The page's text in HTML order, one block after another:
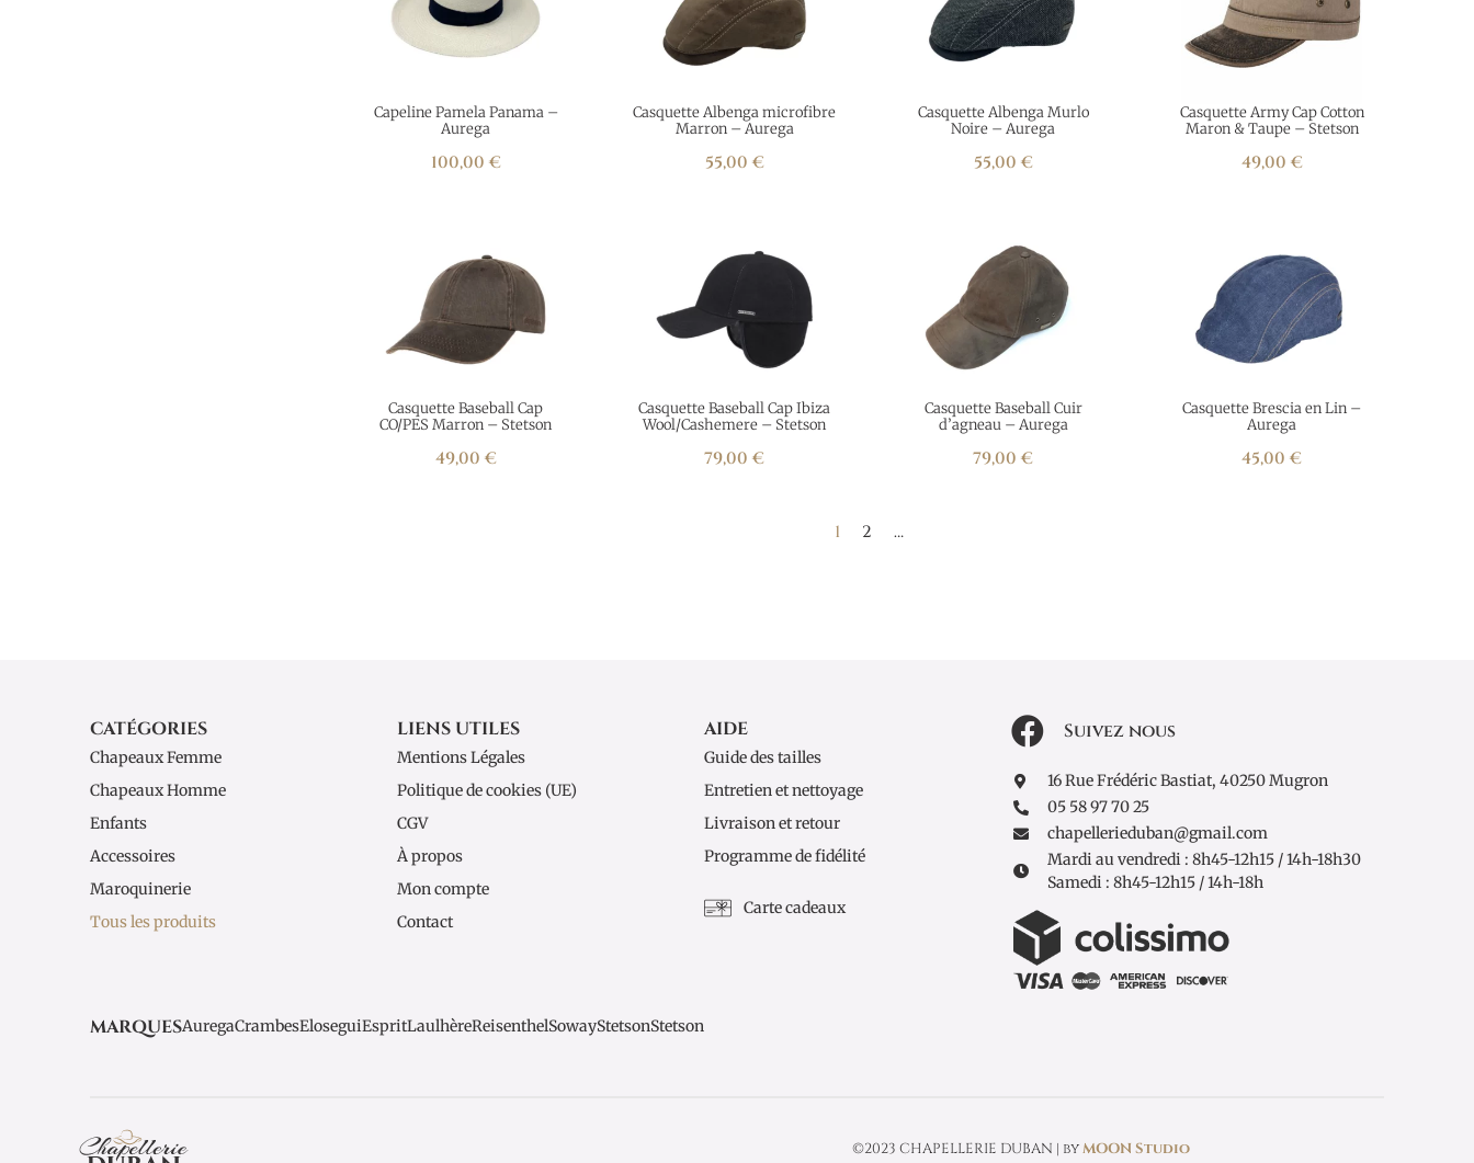
Capeline Pamela Panama –
Aurega
100,00 €
Casquette Albenga microfibre
Marron – Aurega
55,00 €
Casquette Albenga Murlo
Noire – Aurega
55,00 €
Casquette Army Cap Cotton
Maron & Taupe – Stetson
49,00 €
Casquette Baseball Cap
CO/PES Marron – Stetson
49,00 €
Casquette Baseball Cap Ibiza
Wool/Cashemere – Stetson
79,00 €
Casquette Baseball Cuir
d’agneau – Aurega
79,00 €
Casquette Brescia en Lin –
Aurega
45,00 €
1 2 …
CATÉGORIES
Chapeaux Femme
Chapeaux Homme
Enfants
Accessoires
Maroquinerie
Tous les produits
LIENS UTILES
Mentions Légales
Politique de cookies (UE)
CGV
À propos
Mon compte
Contact
AIDE
Guide des tailles
Entretien et nettoyage
Livraison et retour
Programme de fidélité
Carte cadeaux
Suivez nous
16 Rue Frédéric Bastiat, 40250 Mugron
05 58 97 70 25
chapellerieduban@gmail.com
Mardi au vendredi : 8h45-12h15 / 14h-18h30
Samedi : 8h45-12h15 / 14h-18h
MARQUESAuregaCrambesEloseguiEspritLaulhèreReisenthelSowayStetsonStetson
©2023 CHAPELLERIE DUBAN | byMOON Studio